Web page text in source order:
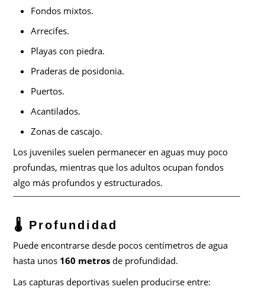
Fondos mixtos.
Arrecifes.
Playas con piedra.
Praderas de posidonia.
Puertos.
Acantilados.
Zonas de cascajo.
Los juveniles suelen permanecer en aguas muy poco
profundas, mientras que los adultos ocupan fondos
algo más profundos y estructurados.
🌡️ Profundidad
Puede encontrarse desde pocos centímetros de agua
hasta unos 160 metros de profundidad.
Las capturas deportivas suelen producirse entre: